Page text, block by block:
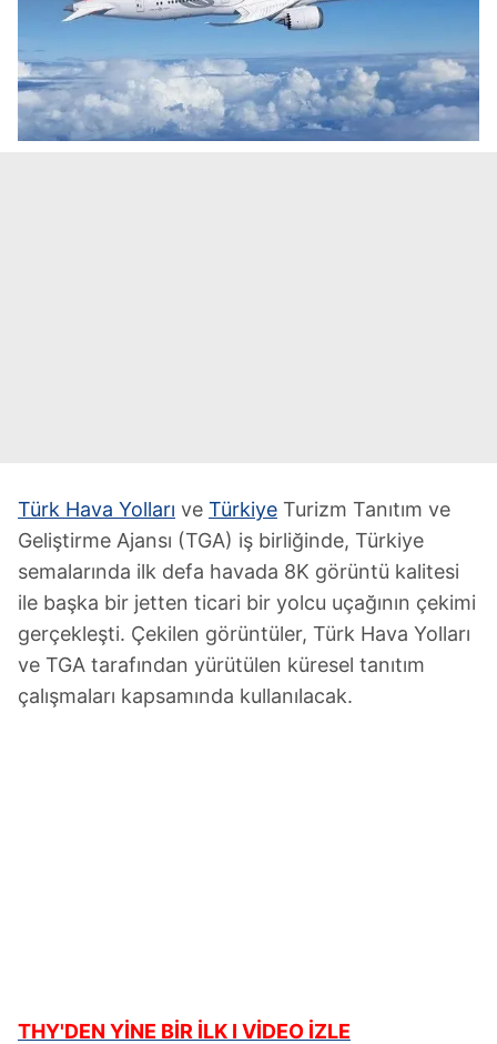
Türk Hava Yolları ve Türkiye Turizm Tanıtım ve
Geliştirme Ajansı (TGA) iş birliğinde, Türkiye
semalarında ilk defa havada 8K görüntü kalitesi
ile başka bir jetten ticari bir yolcu uçağının çekimi
gerçekleşti. Çekilen görüntüler, Türk Hava Yolları
ve TGA tarafından yürütülen küresel tanıtım
çalışmaları kapsamında kullanılacak.
THY'DEN YİNE BİR İLK I VİDEO İZLE